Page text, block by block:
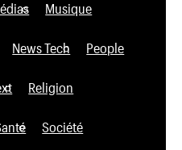
Musique
News Tech People
Religion
Société